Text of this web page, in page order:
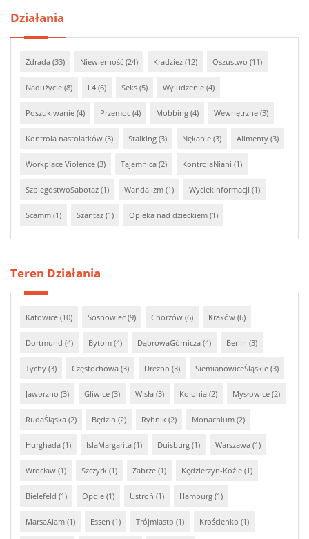
Działania
Zdrada (33) Niewierność (24) Kradzież (12) Oszustwo (11)
Nadużycie (8) L4 (6) Seks (5) Wyludzenie (4)
Poszukiwanie (4) Przemoc (4) Mobbing (4) Wewnętrzne (3)
Kontrola nastolatków (3) Stalking (3) Nękanie (3) Alimenty (3)
Workplace Violence (3) Tajemnica (2) KontrolaNiani (1)
SzpiegostwoSabotaż (1) Wandalizm (1) Wyciekinformacji (1)
Scamm (1) Szantaż (1) Opieka nad dzieckiem (1)
Teren Działania
Katowice (10) Sosnowiec (9) Chorzów (6) Kraków (6)
Dortmund (4) Bytom (4) DąbrowaGórnicza (4) Berlin (3)
Tychy (3) Częstochowa (3) Drezno (3) SiemianowiceŚląskie (3)
Jaworzno (3) Gliwice (3) Wisła (3) Kolonia (2) Mysłowice (2)
RudaŚląska (2) Będzin (2) Rybnik (2) Monachium (2)
Hurghada (1) IslaMargarita (1) Duisburg (1) Warszawa (1)
Wrocław (1) Szczyrk (1) Zabrze (1) Kędzierzyn-Koźle (1)
Bielefeld (1) Opole (1) Ustroń (1) Hamburg (1)
MarsaAlam (1) Essen (1) Trójmiasto (1) Krościenko (1)